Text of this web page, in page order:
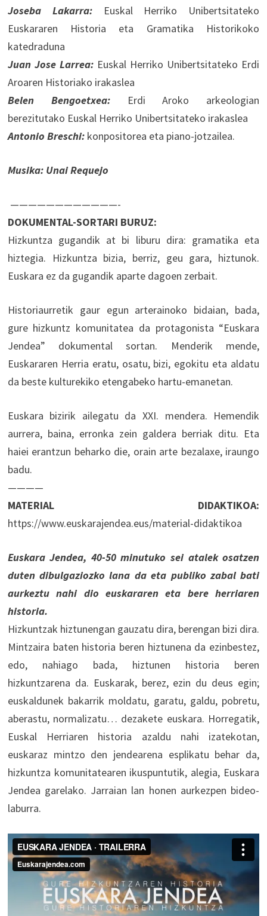
Joseba Lakarra:
Euskal Herriko Unibertsitateko
Euskararen Historia eta Gramatika Historikoko
katedraduna
Juan Jose Larrea: Euskal Herriko Unibertsitateko Erdi
Aroaren Historiako irakaslea
Belen Bengoetxea:Erdi Aroko arkeologian
berezitutako Euskal Herriko Unibertsitateko irakaslea
Antonio Breschi:konpositorea eta piano-jotzailea.
Musika: Unai Requejo
————————————-
DOKUMENTAL-SORTARI BURUZ:
Hizkuntza gugandik at bi liburu dira: gramatika eta
hiztegia. Hizkuntza bizia, berriz, geu gara, hiztunok.
Euskara ez da gugandik aparte dagoen zerbait.
Historiaurretik gaur egun arterainoko bidaian, bada,
gure hizkuntz komunitatea da protagonista “Euskara
Jendea” dokumental sortan. Menderik mende,
Euskararen Herria eratu, osatu, bizi, egokitu eta aldatu
da beste kulturekiko etengabeko hartu-emanetan.
Euskara bizirik ailegatu da XXI. mendera. Hemendik
aurrera, baina, erronka zein galdera berriak ditu. Eta
haiei erantzun beharko die, orain arte bezalaxe, iraungo
badu.
————
MATERIAL DIDAKTIKOA:
https://www.euskarajendea.eus/material-didaktikoa
Euskara Jendea, 40-50 minutuko sei atalek osatzen
duten dibulgaziozko lana da eta publiko zabal bati
aurkeztu nahi dio euskararen eta bere herriaren
historia.
Hizkuntzak hiztunengan gauzatu dira, berengan bizi dira.
Mintzaira baten historia beren hiztunena da ezinbestez,
edo, nahiago bada, hiztunen historia beren
hizkuntzarena da. Euskarak, berez, ezin du deus egin;
euskaldunek bakarrik moldatu, garatu, galdu, pobretu,
aberastu, normalizatu… dezakete euskara. Horregatik,
Euskal Herriaren historia azaldu nahi izatekotan,
euskaraz mintzo den jendearena esplikatu behar da,
hizkuntza komunitatearen ikuspuntutik, alegia, Euskara
Jendea garelako. Jarraian lan honen aurkezpen bideo-
laburra.